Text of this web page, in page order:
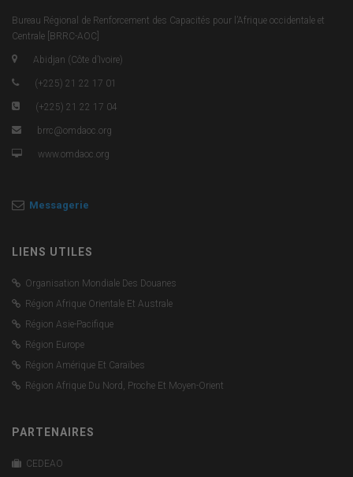
Bureau Régional de Renforcement des Capacités pour l’Afrique occidentale et
Centrale [BRRC-AOC]
Abidjan (Côte d’Ivoire)
(+225) 21 22 17 01
(+225) 21 22 17 04
brrc@omdaoc.org
www.omdaoc.org
Messagerie
LIENS UTILES
Organisation Mondiale Des Douanes
Région Afrique Orientale Et Australe
Région Asie-Pacifique
Région Europe
Région Amérique Et Caraïbes
Région Afrique Du Nord, Proche Et Moyen-Orient
PARTENAIRES
CEDEAO